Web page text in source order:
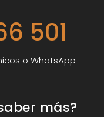
501
o WhatsApp
más?